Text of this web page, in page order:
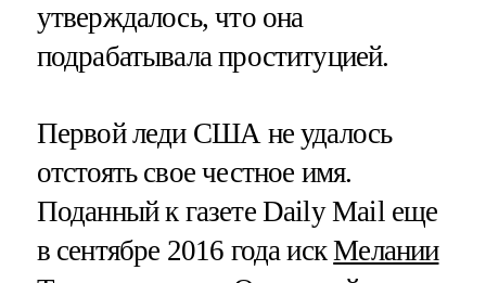
утверждалось, что она
подрабатывала проституцией.
Первой леди США не удалось
отстоять свое честное имя.
Поданный к газете Daily Mail еще
в сентябре 2016 года искМелании